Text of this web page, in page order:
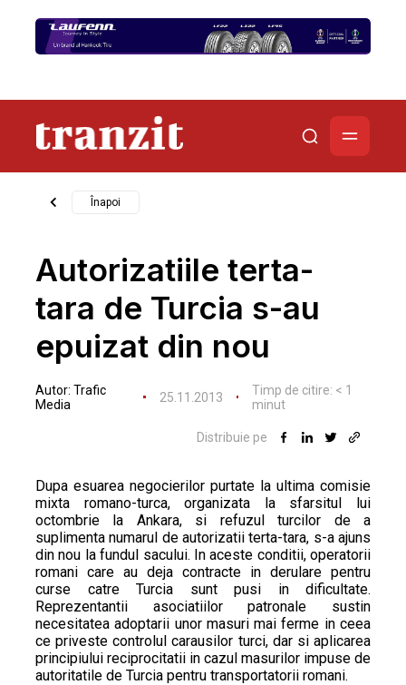
Înapoi
Autorizatiile terta-
tara de Turcia s-au
epuizat din nou
Autor: Trafic
Media
25.11.2013 Timp de citire: < 1
minut
Distribuie pe
Dupa esuarea negocierilor purtate la ultima comisie
mixta romano-turca, organizata la sfarsitul lui
octombrie la Ankara, si refuzul turcilor de a
suplimenta numarul de autorizatii terta-tara, s-a ajuns
din nou la fundul sacului. In aceste conditii, operatorii
romani care au deja contracte in derulare pentru
curse catre Turcia sunt pusi in dificultate.
Reprezentantii asociatiilor patronale sustin
necesitatea adoptarii unor masuri mai ferme in ceea
ce priveste controlul carausilor turci, dar si aplicarea
principiului reciprocitatii in cazul masurilor impuse de
autoritatile de Turcia pentru transportatorii romani.